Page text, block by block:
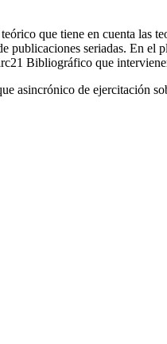
que tiene en cuenta las
seriadas. En el
Bibliográfico que
asincrónico de ejercitación